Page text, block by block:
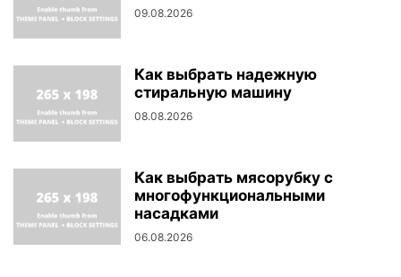
09.08.2026
Как выбрать надежную
стиральную машину
08.08.2026
Как выбрать мясорубку с
многофункциональными
насадками
06.08.2026